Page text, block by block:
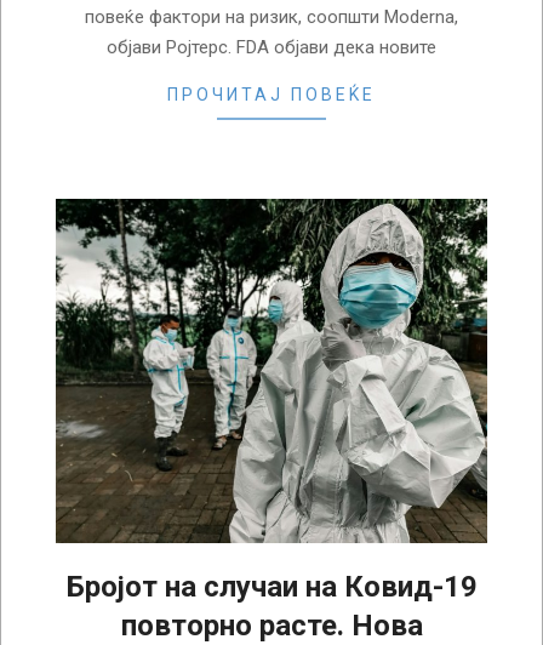
повеќе фактори на ризик, соопшти Moderna,
објави Ројтерс. FDA објави дека новите
ПРОЧИТАЈ ПОВЕЌЕ
Бројот на случаи на Ковид-19
повторно расте. Нова